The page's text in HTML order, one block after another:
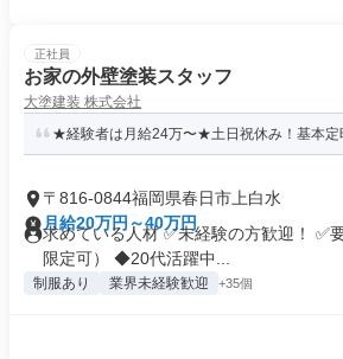
正社員
お家の外壁塗装スタッフ
大塗建装 株式会社
★経験者は月給24万〜★土日祝休み！基本定
〒816-0844福岡県春日市上白水
月給20万円～40万円
求めている人材 ✅未経験の方歓迎！ ✅
限定可） ◆20代活躍中...
制服あり 業界未経験歓迎 +35個